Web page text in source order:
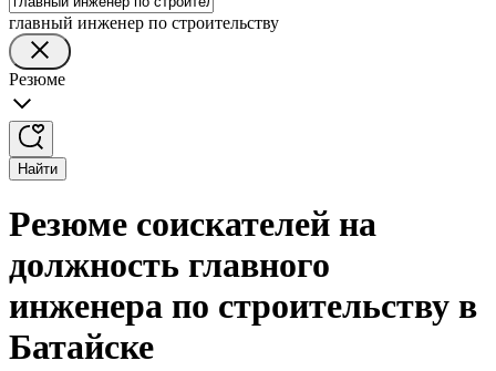
главный инженер по строительству
Резюме
Найти
Резюме соискателей на
должность главного
инженера по строительству в
Батайске